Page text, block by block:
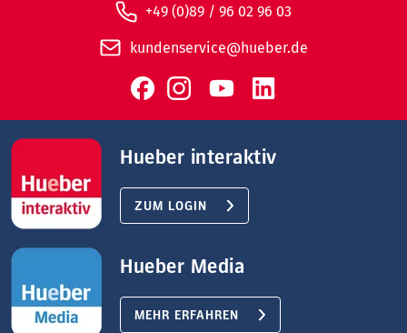
+49 (0)89 / 96 02 96 03
kundenservice@hueber.de
Hueber interaktiv
ZUM LOGIN
Hueber Media
MEHR ERFAHREN